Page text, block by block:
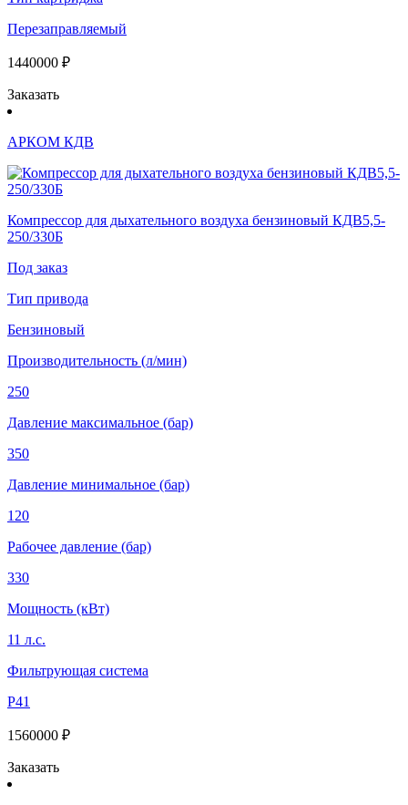
Перезаправляемый
1440000 ₽
Заказать
АРКОМ КДВ
Компрессор для дыхательного воздуха бензиновый КДВ5,5-
250/330Б
Под заказ
Тип привода
Бензиновый
Производительность (л/мин)
250
Давление максимальное (бар)
350
Давление минимальное (бар)
120
Рабочее давление (бар)
330
Мощность (кВт)
11 л.с.
Фильтрующая система
Р41
1560000 ₽
Заказать